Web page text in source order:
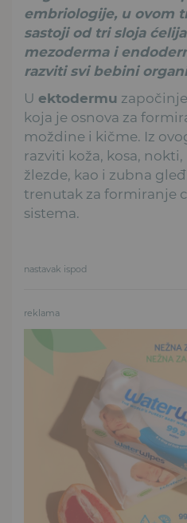
embriologije, u ovom
sastoji od tri sloja
mezoderma i
razviti svi bebini
U ektodermu
koja je osnova za
moždine i kičme. Iz
razviti koža, kosa,
žlezde, kao i zubna
trenutak za formiranje
sistema.
nastavak ispod
reklama